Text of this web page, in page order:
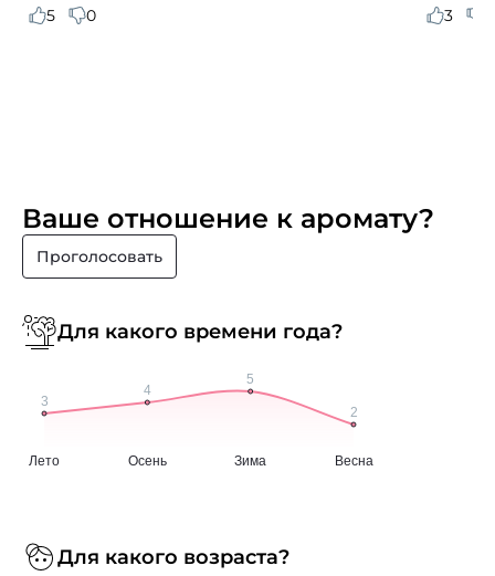
5 0 3
Ваше отношение к аромату?
Проголосовать
Для какого времени года?
Для какого возраста?